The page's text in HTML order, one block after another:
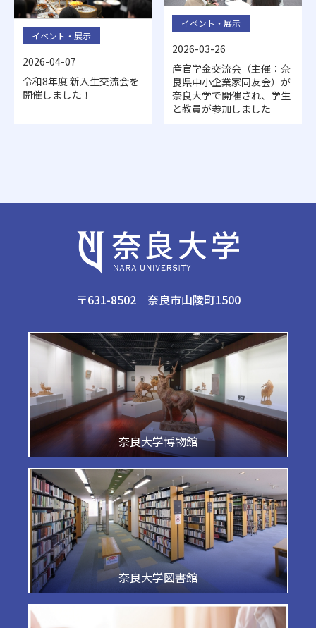
イベント・展示
2026-04-07
令和8年度 新入生交流会を
開催しました！
イベント・展示
2026-03-26
産官学金交流会（主催：奈
良県中小企業家同友会）が
奈良大学で開催され、学生
と教員が参加しました
〒631-8502 奈良市山陵町1500
奈良大学博物館
奈良大学図書館